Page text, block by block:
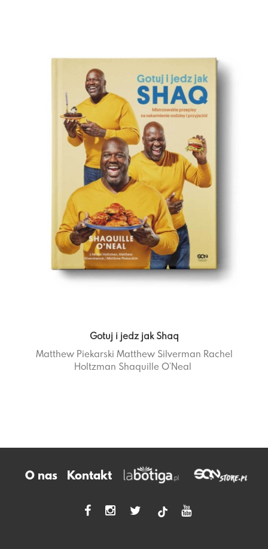
Gotuj i jedz jak Shaq
Matthew Piekarski Matthew Silverman Rachel
Holtzman Shaquille O’Neal
O nas Kontakt
tiktok